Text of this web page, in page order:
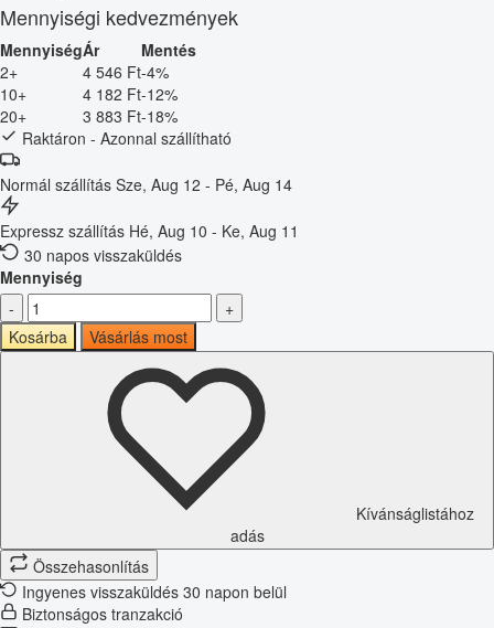
Mennyiségi kedvezmények
MennyiségÁr
Mentés
2+
4 546 Ft-4%
10+
4 182 Ft-12%
20+
3 883 Ft-18%
Raktáron - Azonnal szállítható
Normál szállítás Sze, Aug 12 - Pé, Aug 14
Expressz szállítás Hé, Aug 10 - Ke, Aug 11
30 napos visszaküldés
Mennyiség
-
+
Kosárba
Vásárlás most
Kívánságlistához
adás
Összehasonlítás
Ingyenes visszaküldés 30 napon belül
Biztonságos tranzakció